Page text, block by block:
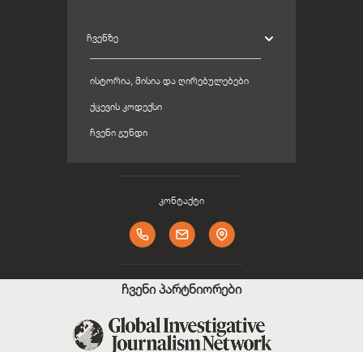
ᲩᲕᲔᲜᲖᲔ
ᲘᲡᲢᲝᲠᲘᲐ, ᲛᲘᲡᲘᲐ ᲓᲐ ᲦᲘᲠᲔᲑᲣᲚᲔᲑᲔᲑᲘ
ᲥᲪᲔᲕᲘᲡ ᲙᲝᲓᲔᲥᲡᲘ
ᲩᲕᲔᲜᲘ ᲒᲣᲜᲓᲘ
კონტაქტი
ჩვენი პარტნიორები